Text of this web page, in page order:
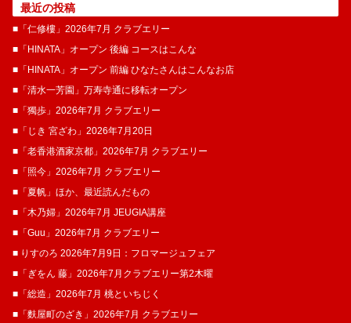
最近の投稿
■「仁修樓」2026年7月 クラブエリー
■「HINATA」オープン 後編 コースはこんな
■「HINATA」オープン 前編 ひなたさんはこんなお店
■「清水一芳園」万寿寺通に移転オープン
■「獨歩」2026年7月 クラブエリー
■「じき 宮ざわ」2026年7月20日
■「老香港酒家京都」2026年7月 クラブエリー
■「照今」2026年7月 クラブエリー
■「夏帆」ほか、最近読んだもの
■「木乃婦」2026年7月 JEUGIA講座
■「Guu」2026年7月 クラブエリー
■ りすのろ 2026年7月9日：フロマージュフェア
■「ぎをん 藤」2026年7月クラブエリー第2木曜
■「総造」2026年7月 桃といちじく
■「麩屋町のざき」2026年7月 クラブエリー